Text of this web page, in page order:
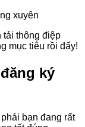
xuyên
tải thông điệp
mục tiêu rồi đấy!
ký
bạn đang rất